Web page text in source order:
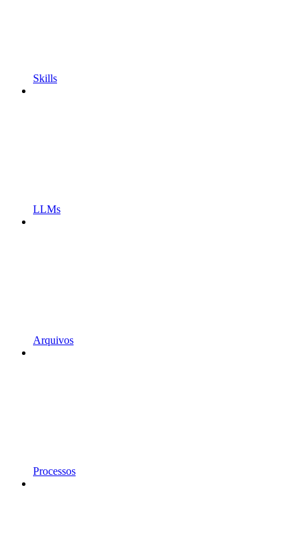
Skills
LLMs
Arquivos
Processos